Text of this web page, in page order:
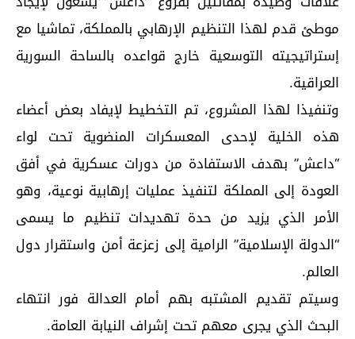
موطئ قدم لهذا التنظيم الإرهابي بالمملكة، تماشيا مع
إستراتيجيته التوسعية خارج قواعده بالساحة السورية
العراقية.
‏وتنفيذا لهذا المشروع، تم التخطيط لإيفاد بعض أعضاء
هذه الخلية لإحدى المعسكرات المنضوية تحت لواء
“داعش” بهدف الاستفادة من دورات عسكرية في أفق
العودة إلى المملكة لتنفيذ عمليات إرهابية نوعية، وهو
الأمر الذي يزيد من حدة تهديدات تنظيم ما يسمى
“الدولة الإسلامية” الرامية إلى زعزعة أمن واستقرار دول
العالم.
‏وسيتم تقديم المشتبه بهم أمام العدالة فور انتهاء
البحث الذي يجرى معهم تحت إشراف النيابة العامة.